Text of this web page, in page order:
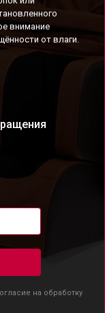
внимание
от влаги.
на обработку